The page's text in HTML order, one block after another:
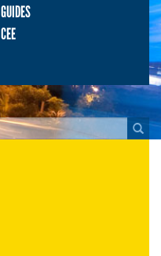
GUIDES
CEE